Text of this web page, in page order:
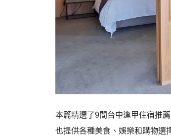
本篇精選了9間台中逢甲住宿推薦
也提供各種美食、娛樂和購物選